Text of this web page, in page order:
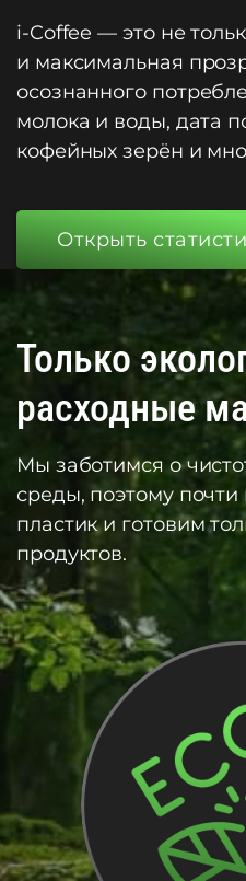
i-Coffee — это не
и максимальная
осознанного
молока и воды, дата
кофейных зерён и
Открыть
Только
расходные
Мы заботимся о
среды, поэтому почти
пластик и готовим
продуктов.